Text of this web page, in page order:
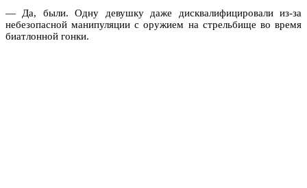
— Да, были. Одну девушку даже дисквалифицировали из-за
небезопасной манипуляции с оружием на стрельбище во время
биатлонной гонки.